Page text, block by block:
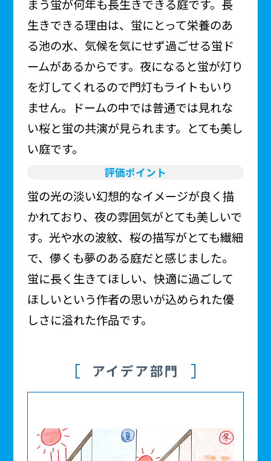
まう蛍が何年も長生きできる庭です。長
生きできる理由は、蛍にとって栄養のあ
る池の水、気候を気にせず過ごせる蛍ド
ームがあるからです。夜になると蛍が灯り
を灯してくれるので門灯もライトもいり
ません。ドームの中では普通では見れな
い桜と蛍の共演が見られます。とても美し
い庭です。
評価ポイント
蛍の光の淡い幻想的なイメージが良く描
かれており、夜の雰囲気がとても美しいで
す。光や水の波紋、桜の描写がとても繊細
で、儚くも夢のある庭だと感じました。
蛍に長く生きてほしい、快適に過ごして
ほしいという作者の思いが込められた優
しさに溢れた作品です。
アイデア部門